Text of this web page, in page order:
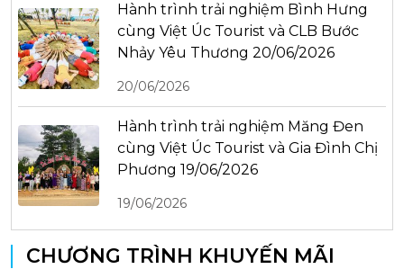
Hành trình trải nghiệm Bình Hưng
cùng Việt Úc Tourist và CLB Bước
Nhảy Yêu Thương 20/06/2026
20/06/2026
Hành trình trải nghiệm Măng Đen
cùng Việt Úc Tourist và Gia Đình Chị
Phương 19/06/2026
19/06/2026
CHƯƠNG TRÌNH KHUYẾN MÃI